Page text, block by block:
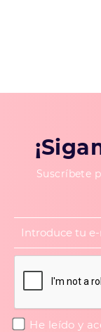
Suscríbete
He leído y